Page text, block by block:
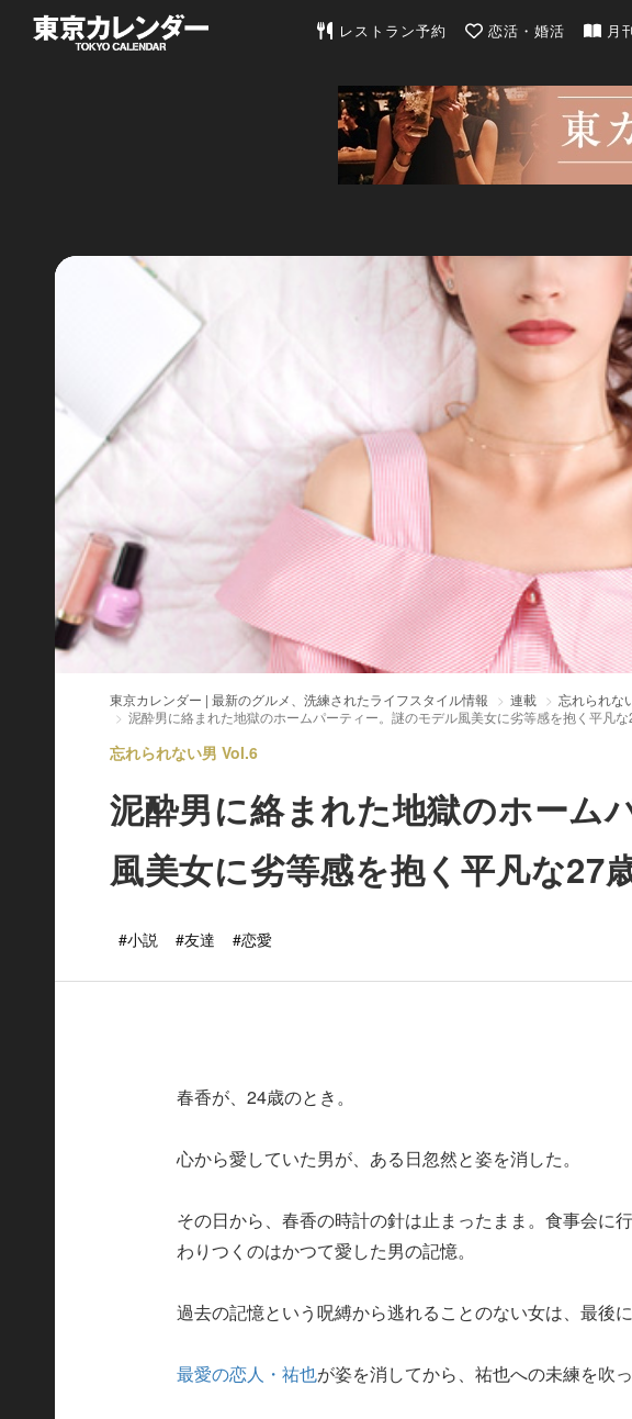
東京カレンダー | 最新のグルメ、洗練され
レストラン予約 恋活・婚活 月
東京カレンダー | 最新のグルメ、洗練されたライフスタイル情報 連載
忘れられな
泥酔男に絡まれた地獄のホームパーティー。謎のモデル風美女に劣等感を抱く平凡
忘れられない男 Vol.6
泥酔男に絡まれた地獄のホーム
風美女に劣等感を抱く平凡な27
#小説 #友達 #恋愛
春香が、24歳のとき。
心から愛していた男が、ある日忽然と姿を消した。
その日から、春香の時計の針は止まったまま。食事会に
わりつくのはかつて愛した男の記憶。
過去の記憶という呪縛から逃れることのない女は、最後
最愛の恋人・祐也が姿を消してから、祐也への未練を吹